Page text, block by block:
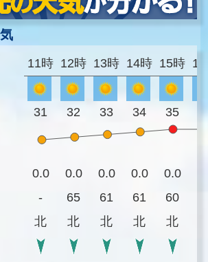
11時 12時 13時 14時 15時
31 32 33 34 35
0.0 0.0 0.0 0.0 0.0
-
65 61 61 60
北
北 北 北 北